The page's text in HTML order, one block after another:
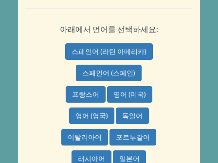
아래에서 언어를 선택하세요:
스페인어 (라틴 아메리카)
스페인어 (스페인)
프랑스어 영어 (미국)
영어 (영국) 독일어
이탈리아어 포르투갈어
러시아어 일본어